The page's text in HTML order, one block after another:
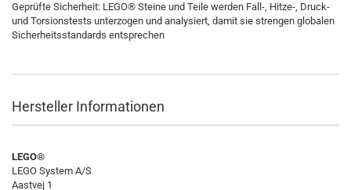
Geprüfte Sicherheit: LEGO® Steine und Teile werden Fall-, Hitze-, Druck-
und Torsionstests unterzogen und analysiert, damit sie strengen globalen
Sicherheitsstandards entsprechen
Hersteller Informationen
LEGO®
LEGO System A/S
Aastvej 1